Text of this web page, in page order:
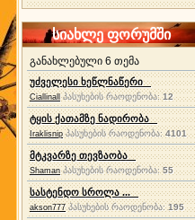
სიახლე ფორუმში
განახლებული 6 თემა
უძველესი ხეწლნაწერი
Ciallinall პასუხების რაოდენობა:12
ტყის ქათამზე ნადირობა
Iraklisnip პასუხების რაოდენობა: 4101
მტკვარზე თევზაობა
Shaman პასუხების რაოდენობა:55
სასტენდო სროლა ...
akson777 პასუხების რაოდენობა:195